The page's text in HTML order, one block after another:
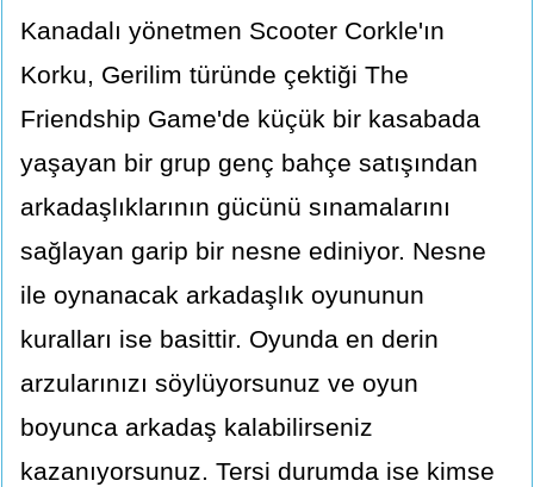
Kanadalı yönetmen Scooter Corkle'ın
Korku, Gerilim türünde çektiği The
Friendship Game'de küçük bir kasabada
yaşayan bir grup genç bahçe satışından
arkadaşlıklarının gücünü sınamalarını
sağlayan garip bir nesne ediniyor. Nesne
ile oynanacak arkadaşlık oyununun
kuralları ise basittir. Oyunda en derin
arzularınızı söylüyorsunuz ve oyun
boyunca arkadaş kalabilirseniz
kazanıyorsunuz. Tersi durumda ise kimse